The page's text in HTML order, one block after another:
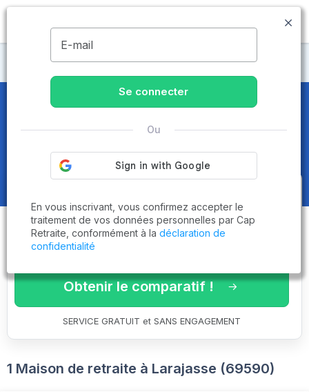
MENU
Maisons de retraite Rhône
Maisons de retraite et EHPAD
Larajasse (69590)
Obtenez le
comparatif des
établissementsadaptés à vos
critères en 3 minutes !
Obtenir le comparatif !
SERVICE GRATUIT et SANS ENGAGEMENT
1 Maison de retraite à Larajasse (69590)
E-mail
Se connecter
Ou
En vous inscrivant, vous confirmez accepter le
traitement de vos données personnelles par Cap
Retraite, conformément à la déclaration de
confidentialité